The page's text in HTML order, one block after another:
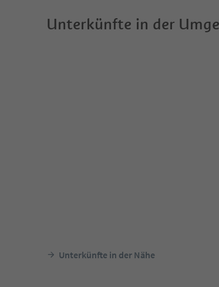
Unterkünfte in der
Unterkünfte in der Nähe